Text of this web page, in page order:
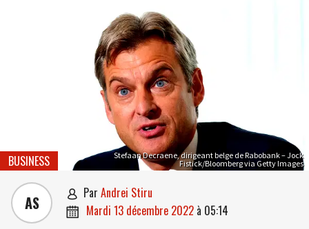
Stefaan Decraene, dirigeant belge de Rabobank – Jock
Fistick/Bloomberg via Getty Images
BUSINESS
AS  par Andrei Stiru
 mardi 13 décembre 2022 à 05:14